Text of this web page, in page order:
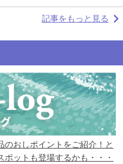
記事をもっと見る
おしポイントをご紹介！と
ットも登場するかも・・・